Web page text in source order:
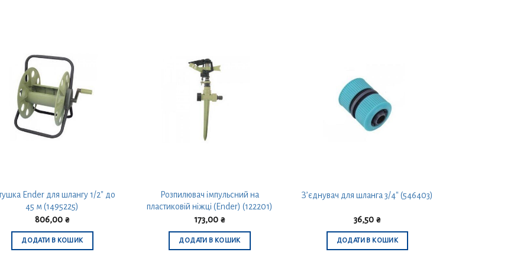
Ender для шлангу 1/2″ до
45 м (1495225)
806,00 ₴
ДОДАТИ В КОШИК
Розпилювач імпульсний на
пластиковій ніжці (Ender) (122201)
173,00 ₴
ДОДАТИ В КОШИК
З’єднувач для шланга 3/4″ (546403)
36,50 ₴
ДОДАТИ В КОШИК